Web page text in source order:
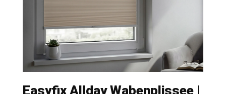
Easyfix Allday Wabenplissee |